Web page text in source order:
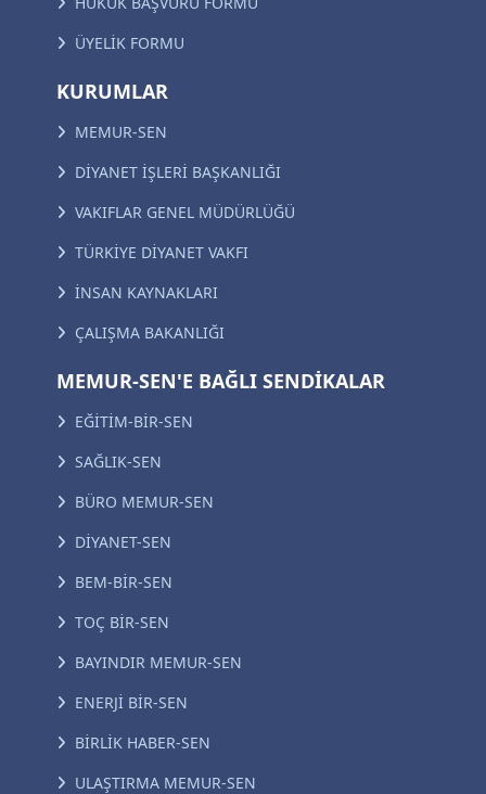
ÜYELİK FORMU
KURUMLAR
MEMUR-SEN
DİYANET İŞLERİ BAŞKANLIĞI
VAKIFLAR GENEL MÜDÜRLÜĞÜ
TÜRKİYE DİYANET VAKFI
İNSAN KAYNAKLARI
ÇALIŞMA BAKANLIĞI
MEMUR-SEN'E BAĞLI SENDİKALAR
EĞİTİM-BİR-SEN
SAĞLIK-SEN
BÜRO MEMUR-SEN
DİYANET-SEN
BEM-BİR-SEN
TOÇ BİR-SEN
BAYINDIR MEMUR-SEN
ENERJİ BİR-SEN
BİRLİK HABER-SEN
ULAŞTIRMA MEMUR-SEN